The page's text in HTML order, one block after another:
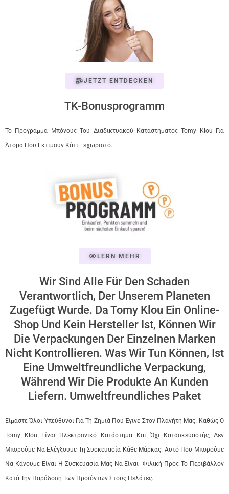
JETZT ENTDECKEN
TK-Bonusprogramm
Το Πρόγραμμα Μπόνους Του Διαδικτυακού Καταστήματος Tomy Klou Για
Άτομα Που Εκτιμούν Κάτι Ξεχωριστό.
LERN MEHR
Wir Sind Alle Für Den Schaden
Verantwortlich, Der Unserem Planeten
Zugefügt Wurde. Da Tomy Klou Ein Online-
Shop Und Kein Hersteller Ist, Können Wir
Die Verpackungen Der Einzelnen Marken
Nicht Kontrollieren. Was Wir Tun Können, Ist
Eine Umweltfreundliche Verpackung,
Während Wir Die Produkte An Kunden
Liefern. Umweltfreundliches Paket
Είμαστε Όλοι Υπεύθυνοι Για Τη Ζημιά Που Έγινε Στον Πλανήτη Μας. Καθώς Ο
Tomy Klou Είναι Ηλεκτρονικό Κατάστημα Και Όχι Κατασκευαστής, Δεν
Μπορούμε Να Ελέγξουμε Τη Συσκευασία Κάθε Μάρκας. Αυτό Που Μπορούμε
Να Κάνουμε Είναι Η Συσκευασία Μας Να Είναι Φιλική Προς Το Περιβάλλον
Κατά Την Παράδοση Των Προϊόντων Στους Πελάτες.